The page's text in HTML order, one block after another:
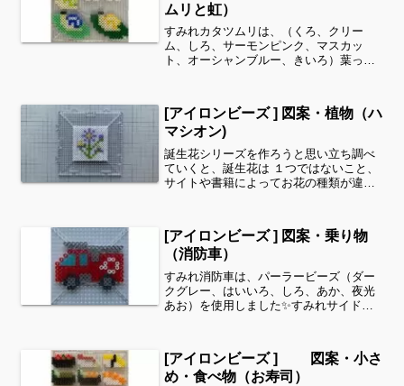
ムリと虹）
すみれカタツムリは、（くろ、クリー
ム、しろ、サーモンピンク、マスカッ
ト、オーシャンブルー、きいろ）葉っぱ
ろ）（全てパーラービーズ）を使用しま
した。すみれサイドバーのカテゴ...
[アイロンビーズ ] 図案・植物（ハ
マシオン)
誕生花シリーズを作ろうと思い立ち調べ
ていくと、誕生花は １つではないこと、
サイトや書籍によってお花の種類が違う
わってきますよね✨ここで紹介する誕生
花は、いくつかの資料の...
[アイロンビーズ ] 図案・乗り物
（消防車）
すみれ消防車は、パーラービーズ（ダー
クグレー、はいいろ、しろ、あか、夜光
あお）を使用しました✨すみれサイドバ
時間がありましたら、他の図案もぜひ覗
いてみてください^ ^乗...
[アイロンビーズ ] 図案・小さ
め・食べ物（お寿司）